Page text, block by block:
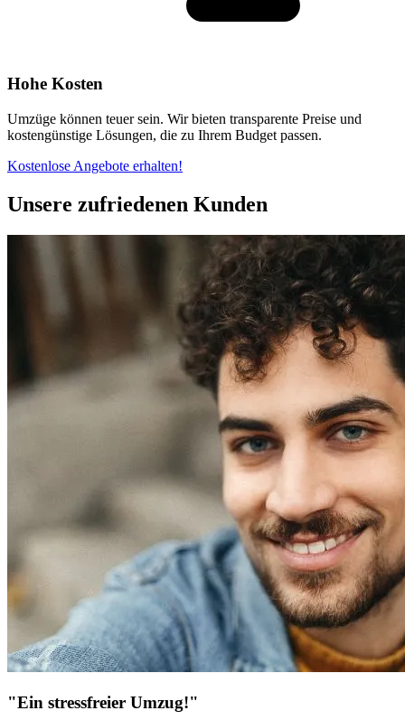
Hohe Kosten
Umzüge können teuer sein. Wir bieten transparente Preise und
kostengünstige Lösungen, die zu Ihrem Budget passen.
Kostenlose Angebote erhalten!
Unsere zufriedenen Kunden
"Ein stressfreier Umzug!"